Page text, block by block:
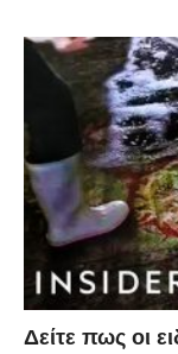
Δείτε πως οι